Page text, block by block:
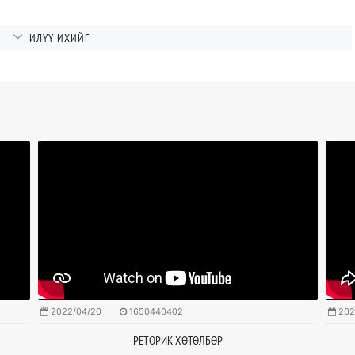
ИЛҮҮ ИХИЙГ
2022/04/20 1650440402
РЕТОРИК ХӨТӨЛБӨР